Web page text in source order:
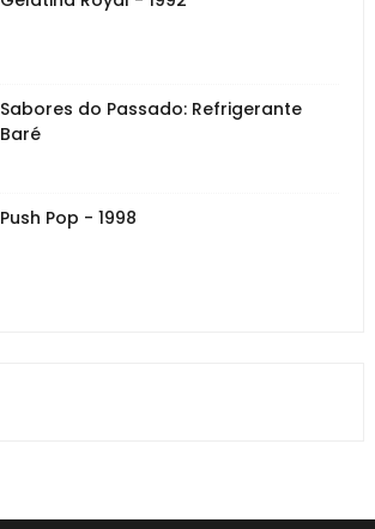
Sabores do Passado: Refrigerante
Baré
Push Pop - 1998